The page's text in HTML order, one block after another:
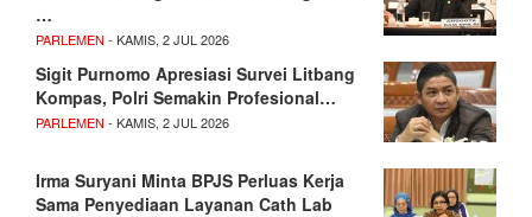
…
PARLEMEN - KAMIS, 2 JUL 2026
Sigit Purnomo Apresiasi Survei Litbang
Kompas, Polri Semakin Profesional…
PARLEMEN - KAMIS, 2 JUL 2026
Irma Suryani Minta BPJS Perluas Kerja
Sama Penyediaan Layanan Cath Lab